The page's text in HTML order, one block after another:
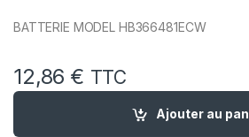
BATTERIE MODEL HB366481ECW
12,86 € TTC
quantité de Batterie compatible
Ajouter au